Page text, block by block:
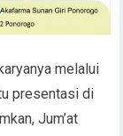
melalui
presentasi di
Jum’at